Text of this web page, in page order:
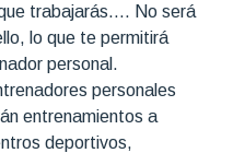
trabajarás…. No será
lo que te permitirá
personal.
personales
entrenamientos a
deportivos,